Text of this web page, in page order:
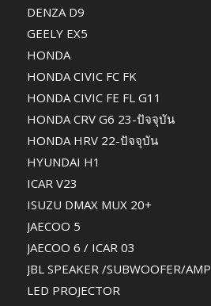
DENZA D9
GEELY EX5
HONDA
HONDA CIVIC FC FK
HONDA CIVIC FE FL G11
HONDA CRV G6 23-ปัจจุบัน
HONDA HRV 22-ปัจจุบัน
HYUNDAI H1
ICAR V23
ISUZU DMAX MUX 20+
JAECOO 5
JAECOO 6 / ICAR 03
JBL SPEAKER /SUBWOOFER/AMP
LED PROJECTOR